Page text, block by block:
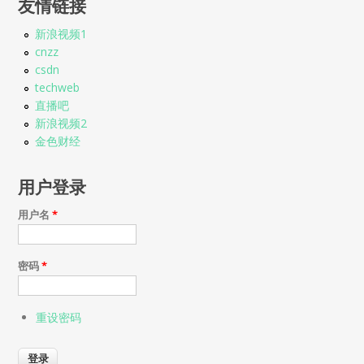
新浪视频1
cnzz
csdn
techweb
直播吧
新浪视频2
金色财经
用户登录
用户名*
密码*
重设密码